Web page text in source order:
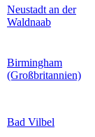
Neustadt an der
Waldnaab
Birmingham
(Großbritannien)
Bad Vilbel